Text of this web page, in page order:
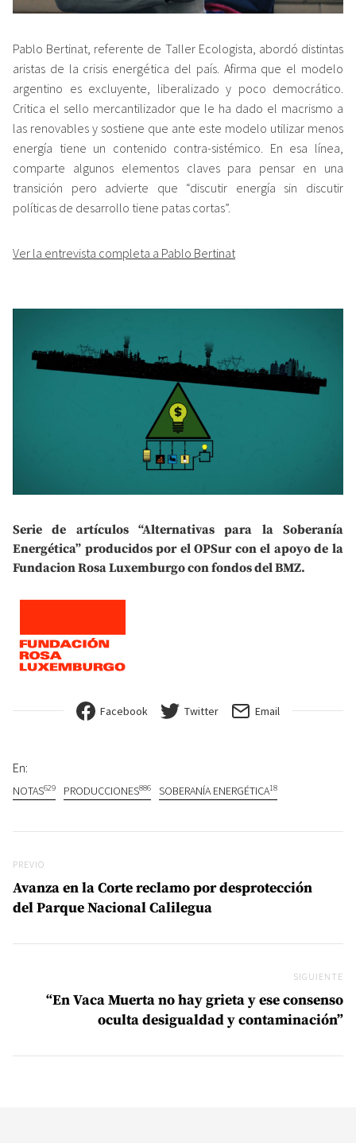
Pablo Bertinat, referente de Taller Ecologista, abordó distintas
aristas de la crisis energética del país. Afirma que el modelo
argentino es excluyente, liberalizado y poco democrático.
Critica el sello mercantilizador que le ha dado el macrismo a
las renovables y sostiene que ante este modelo utilizar menos
energía tiene un contenido contra-sistémico. En esa línea,
comparte algunos elementos claves para pensar en una
transición pero advierte que “discutir energía sin discutir
políticas de desarrollo tiene patas cortas”.
Ver la entrevista completa a Pablo Bertinat
Serie de artículos “Alternativas para la Soberanía
Energética” producidos por el OPSur con el apoyo de la
Fundacion Rosa Luxemburgo con fondos del BMZ.
Facebook Twitter Email
En:
NOTAS629 PRODUCCIONES886 SOBERANÍA ENERGÉTICA18
Previo
PREVIO
Avanza en la Corte reclamo por desprotección
del Parque Nacional Calilegua
SIGUIENTE
“En Vaca Muerta no hay grieta y ese consenso
oculta desigualdad y contaminación”